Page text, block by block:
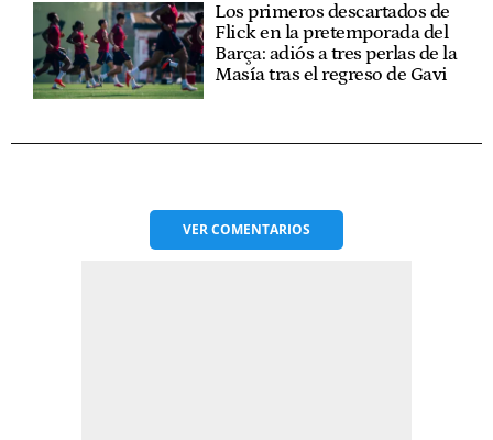
Los primeros descartados de
Flick en la pretemporada del
Barça: adiós a tres perlas de la
Masía tras el regreso de Gavi
VERCOMENTARIOS